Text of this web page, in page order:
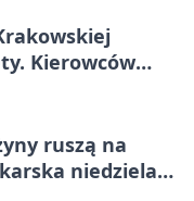
Kierowców
ruszą na
niedziela